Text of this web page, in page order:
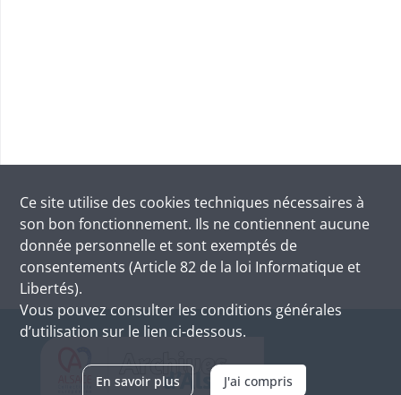
Ce site utilise des cookies techniques nécessaires à
son bon fonctionnement. Ils ne contiennent aucune
donnée personnelle et sont exemptés de
consentements (Article 82 de la loi Informatique et
Libertés).
Vous pouvez consulter les conditions générales
d’utilisation sur le lien ci-dessous.
En savoir plus J'ai compris